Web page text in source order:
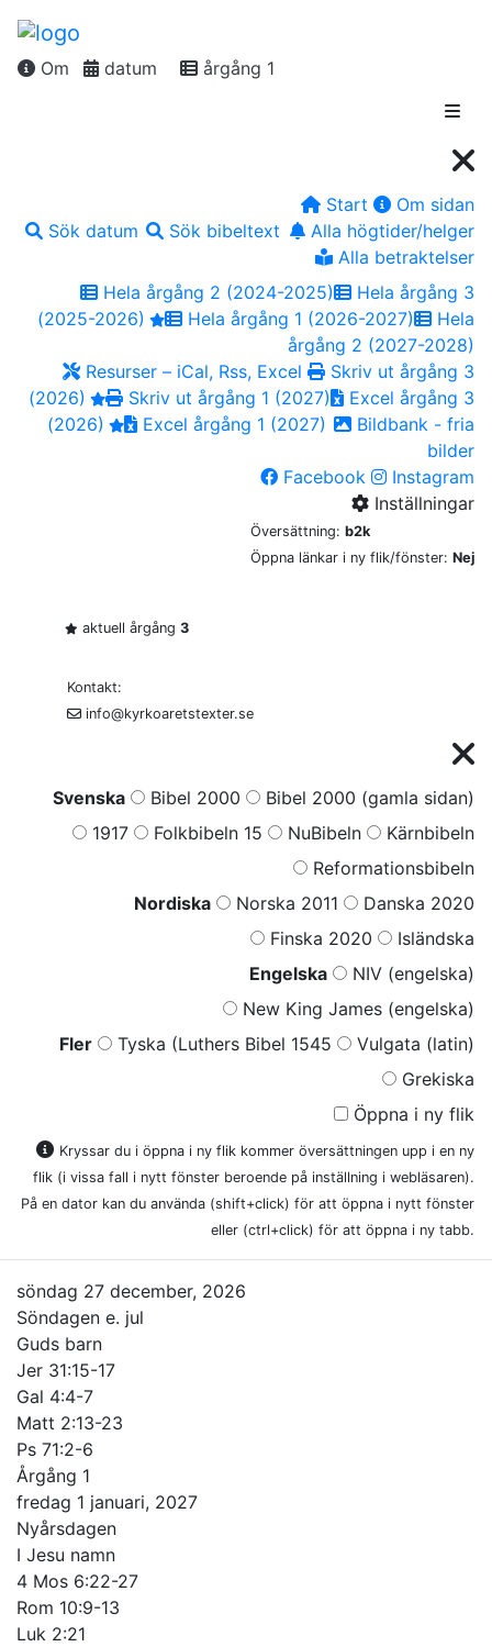
Om datum årgång 1
Start
Om sidan
Sök datum
Sök bibeltext
Alla högtider/helger
Alla betraktelser
Hela årgång 2 (2024-2025)
Hela årgång 3
(2025-2026)
Hela årgång 1 (2026-2027)
Hela
årgång 2 (2027-2028)
Resurser – iCal, Rss, Excel
Skriv ut årgång 3
(2026)
Skriv ut årgång 1 (2027)
Excel årgång 3
(2026)
Excel årgång 1 (2027)
Bildbank - fria
bilder
Facebook
Instagram
Inställningar
Översättning: b2k
Öppna länkar i ny flik/fönster: Nej
aktuell årgång 3
Kontakt:
info@kyrkoaretstexter.se
Svenska Bibel 2000
Bibel 2000 (gamla sidan)
1917
Folkbibeln 15 NuBibeln
Kärnbibeln
Reformationsbibeln
Nordiska
Norska 2011
Danska 2020
Finska 2020
Isländska
Engelska
NIV (engelska)
New King James (engelska)
Fler
Tyska (Luthers Bibel 1545
Vulgata (latin)
Grekiska
Öppna i ny flik
Kryssar du i öppna i ny flik kommer översättningen upp i en ny
flik (i vissa fall i nytt fönster beroende på inställning i webläsaren).
På en dator kan du använda (shift+click) för att öppna i nytt fönster
eller (ctrl+click) för att öppna i ny tabb.
söndag 27 december, 2026
Söndagen e. jul
Guds barn
Jer 31:15-17
Gal 4:4-7
Matt 2:13-23
Ps 71:2-6
Årgång 1
fredag 1 januari, 2027
Nyårsdagen
I Jesu namn
4 Mos 6:22-27
Rom 10:9-13
Luk 2:21